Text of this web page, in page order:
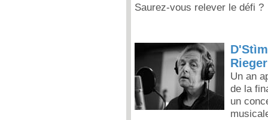
Saurez-vous relever le défi ?
Un an
de la
un